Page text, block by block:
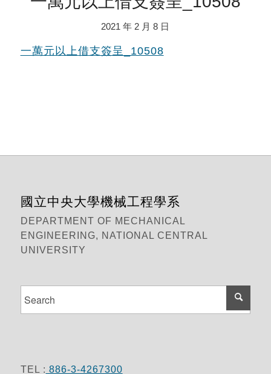
2021 年 2 月 8 日
一萬元以上借支簽呈_10508
國立中央大學機械工程學系
DEPARTMENT OF MECHANICAL
ENGINEERING, NATIONAL CENTRAL
UNIVERSITY
TEL : 886-3-4267300